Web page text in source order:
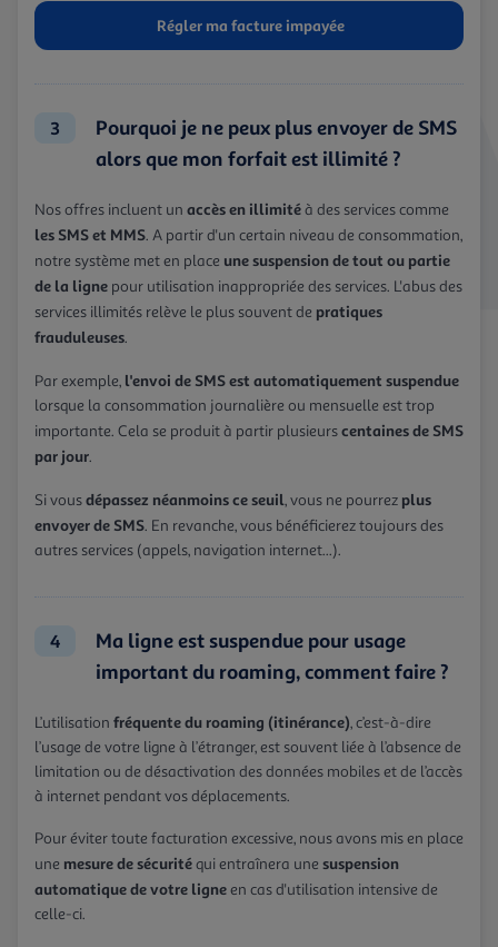
Régler ma facture impayée
3
Pourquoi je ne peux plus envoyer de SMS
alors que mon forfait est illimité ?
Nos offres incluent un accès en illimitéà des services comme
les SMS et MMS. A partir d'un certain niveau de consommation,
notre système met en place une suspension de tout ou partie
de la ligne pour utilisation inappropriée des services. L'abus des
services illimités relève le plus souvent de pratiques
frauduleuses.
Par exemple, l'envoi de SMS est automatiquement suspendue
lorsque la consommation journalière ou mensuelle est trop
importante. Cela se produit à partir plusieurscentaines de SMS
par jour.
Si vousdépassez néanmoins ce seuil, vous ne pourrez plus
envoyer de SMS. En revanche, vous bénéficierez toujours des
autres services (appels, navigation internet...).
4
Ma ligne est suspendue pour usage
important du roaming, comment faire ?
L’utilisation fréquente du roaming (itinérance), c’est-à-dire
l’usage de votre ligne à l’étranger, est souvent liée à l’absence de
limitation ou de désactivation des données mobiles et de l’accès
à internet pendant vos déplacements.
Pour éviter toute facturation excessive, nous avons mis en place
une mesure de sécuritéqui entraînera une suspension
automatique de votre ligneen cas d'utilisation intensive de
celle-ci.